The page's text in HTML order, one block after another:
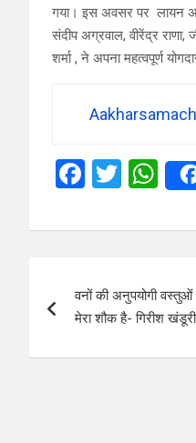
गया। इस अवसर पर लायन
संदीप अग्रवाल, वीरेंद्र राणा,
शर्मा , ने अपना महत्वपूर्ण
F
ce
o
o
k
T
tt
W
at
A
p
p
navigation
वनों की अनुपयोगी
मेरा शौक है- गिरीश